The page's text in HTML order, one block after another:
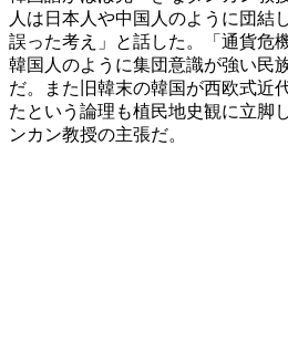
人は日本人や中国人のように団結
誤った考え」と話した。「通貨危
韓国人のように集団意識が強い民
だ。また旧韓末の韓国が西欧式近
たという論理も植民地史観に立脚
ンカン教授の主張だ。